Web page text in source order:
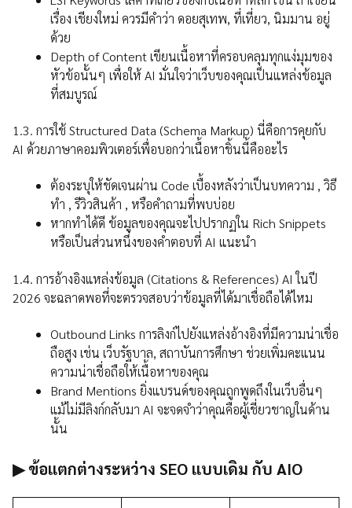
เรื่อง เชียงใหม่ ควรมีคำว่า ดอยสุเทพ, ที่เที่ยว, นิมมาน อยู่
ด้วย
Depth of Content เขียนเนื้อหาที่ครอบคลุมทุกแง่มุมของ
หัวข้อนั้นๆ เพื่อให้ AI มั่นใจว่าเว็บของคุณเป็นแหล่งข้อมูล
ที่สมบูรณ์
1.3. การใช้ Structured Data (Schema Markup) นี่คือการคุยกับ
AI ด้วยภาษาคอมพิวเตอร์เพื่อบอกว่าเนื้อหาชิ้นนี้คืออะไร
ต้องระบุให้ชัดเจนผ่าน Code เบื้องหลังว่าเป็นบทความ , วิธี
ทำ , รีวิวสินค้า , หรือคำถามที่พบบ่อย
หากทำได้ดี ข้อมูลของคุณจะไปปรากฏใน Rich Snippets
หรือเป็นส่วนหนึ่งของคำตอบที่ AI แนะนำ
1.4. การอ้างอิงแหล่งข้อมูล (Citations & References) AI ในปี
2026 จะฉลาดพอที่จะตรวจสอบว่าข้อมูลที่ได้มาเชื่อถือได้ไหม
Outbound Links การลิงก์ไปยังแหล่งอ้างอิงที่มีความน่าเชื่อ
ถือสูง เช่น เว็บรัฐบาล, สถาบันการศึกษา ช่วยเพิ่มคะแนน
ความน่าเชื่อถือให้เนื้อหาของคุณ
Brand Mentions ยิ่งแบรนด์ของคุณถูกพูดถึงในเว็บอื่นๆ
แม้ไม่มีลิงก์กลับมา AI จะจดจำว่าคุณคือผู้เชี่ยวชาญในด้าน
นั้น
▶ ข้อแตกต่างระหว่าง SEO แบบเดิม กับ AIO